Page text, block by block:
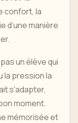
confort, la
d’une manière
un élève qui
la pression la
s'adapter,
moment.
mémorisée et